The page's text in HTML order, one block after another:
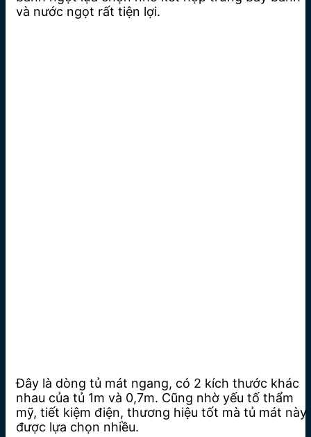
và nước ngọt rất tiện lợi.
Đây là dòng tủ mát ngang, có 2 kích thước khác
nhau của tủ 1m và 0,7m. Cũng nhờ yếu tố thẩm
mỹ, tiết kiệm điện, thương hiệu tốt mà tủ mát này
được lựa chọn nhiều.